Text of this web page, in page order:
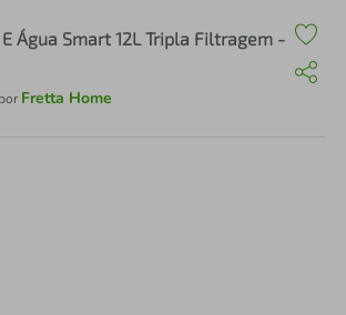
Água Smart 12L Tripla Filtragem -
Fretta Home